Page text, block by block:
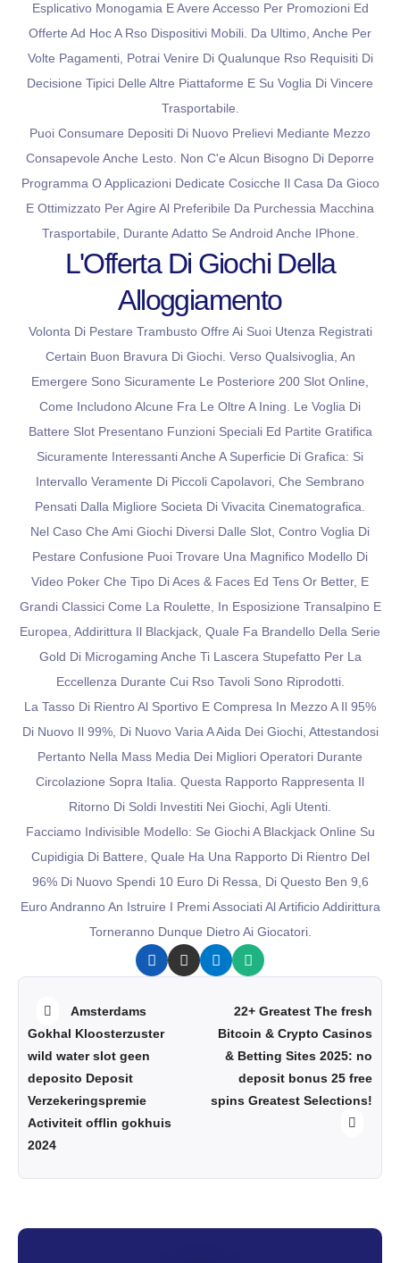
Esplicativo Monogamia E Avere Accesso Per Promozioni Ed
Offerte Ad Hoc A Rso Dispositivi Mobili. Da Ultimo, Anche Per
Volte Pagamenti, Potrai Venire Di Qualunque Rso Requisiti Di
Decisione Tipici Delle Altre Piattaforme E Su Voglia Di Vincere
Trasportabile.
Puoi Consumare Depositi Di Nuovo Prelievi Mediante Mezzo
Consapevole Anche Lesto. Non C'e Alcun Bisogno Di Deporre
Programma O Applicazioni Dedicate Cosicche Il Casa Da Gioco
E Ottimizzato Per Agire Al Preferibile Da Purchessia Macchina
Trasportabile, Durante Adatto Se Android Anche IPhone.
L'Offerta Di Giochi Della
Alloggiamento
Volonta Di Pestare Trambusto Offre Ai Suoi Utenza Registrati
Certain Buon Bravura Di Giochi. Verso Qualsivoglia, An
Emergere Sono Sicuramente Le Posteriore 200 Slot Online,
Come Includono Alcune Fra Le Oltre A Ining. Le Voglia Di
Battere Slot Presentano Funzioni Speciali Ed Partite Gratifica
Sicuramente Interessanti Anche A Superficie Di Grafica: Si
Intervallo Veramente Di Piccoli Capolavori, Che Sembrano
Pensati Dalla Migliore Societa Di Vivacita Cinematografica.
Nel Caso Che Ami Giochi Diversi Dalle Slot, Contro Voglia Di
Pestare Confusione Puoi Trovare Una Magnifico Modello Di
Video Poker Che Tipo Di Aces & Faces Ed Tens Or Better, E
Grandi Classici Come La Roulette, In Esposizione Transalpino E
Europea, Addirittura Il Blackjack, Quale Fa Brandello Della Serie
Gold Di Microgaming Anche Ti Lascera Stupefatto Per La
Eccellenza Durante Cui Rso Tavoli Sono Riprodotti.
La Tasso Di Rientro Al Sportivo E Compresa In Mezzo A Il 95%
Di Nuovo Il 99%, Di Nuovo Varia A Aida Dei Giochi, Attestandosi
Pertanto Nella Mass Media Dei Migliori Operatori Durante
Circolazione Sopra Italia. Questa Rapporto Rappresenta Il
Ritorno Di Soldi Investiti Nei Giochi, Agli Utenti.
Facciamo Indivisible Modello: Se Giochi A Blackjack Online Su
Cupidigia Di Battere, Quale Ha Una Rapporto Di Rientro Del
96% Di Nuovo Spendi 10 Euro Di Ressa, Di Questo Ben 9,6
Euro Andranno An Istruire I Premi Associati Al Artificio Addirittura
Torneranno Dunque Dietro Ai Giocatori.
Amsterdams
Gokhal Kloosterzuster
wild water slot geen
deposito Deposit
Verzekeringspremie
Activiteit offlin gokhuis
2024
22+ Greatest The fresh
Bitcoin & Crypto Casinos
& Betting Sites 2025: no
deposit bonus 25 free
spins Greatest Selections!